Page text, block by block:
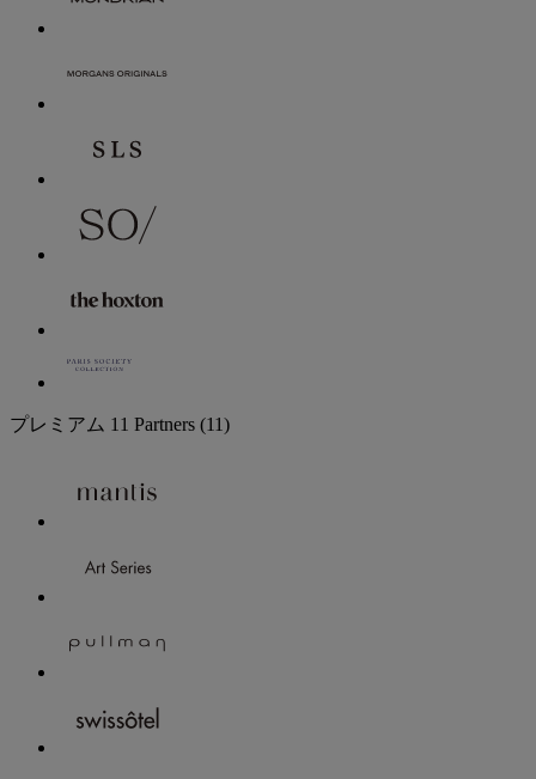
プレミアム 11 Partners (11)